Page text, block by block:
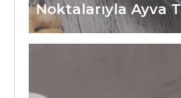
Noktalarıyla Ayva